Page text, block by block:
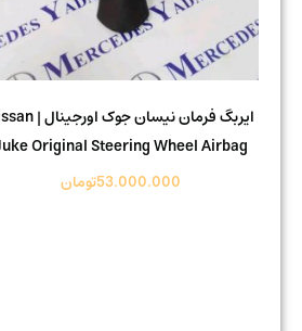
ایربگ فرمان نیسان جوک اورجینال | Nissan
Juke Original Steering Wheel Airbag
53.000.000تومان